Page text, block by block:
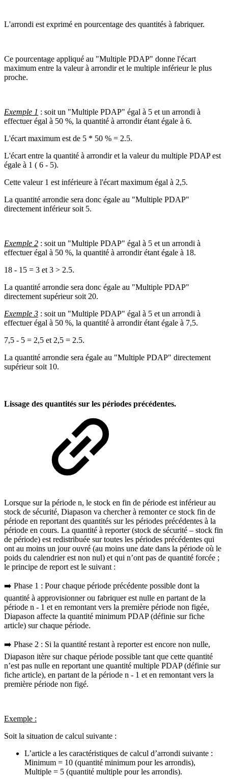
L'arrondi est exprimé en pourcentage des quantités à fabriquer.
Ce pourcentage appliqué au "Multiple PDAP" donne l'écart
maximum entre la valeur à arrondir et le multiple inférieur le plus
proche.
Exemple 1 : soit un "Multiple PDAP" égal à 5 et un arrondi à
effectuer égal à 50 %, la quantité à arrondir étant égale à 6.
L'écart maximum est de 5 * 50 % = 2.5.
L'écart entre la quantité à arrondir et la valeur du multiple PDAP est
égale à 1 ( 6 - 5).
Cette valeur 1 est inférieure à l'écart maximum égal à 2,5.
La quantité arrondie sera donc égale au "Multiple PDAP"
directement inférieur soit 5.
Exemple 2 : soit un "Multiple PDAP" égal à 5 et un arrondi à
effectuer égal à 50 %, la quantité à arrondir étant égale à 18.
18 - 15 = 3 et 3 > 2.5.
La quantité arrondie sera donc égale au "Multiple PDAP"
directement supérieur soit 20.
Exemple 3 : soit un "Multiple PDAP" égal à 5 et un arrondi à
effectuer égal à 50 %, la quantité à arrondir étant égale à 7,5.
7,5 - 5 = 2,5 et 2,5 = 2.5.
La quantité arrondie sera égale au "Multiple PDAP" directement
supérieur soit 10.
Lissage des quantités sur les périodes précédentes.
Lorsque sur la période n, le stock en fin de période est inférieur au
stock de sécurité, Diapason va chercher à remonter ce stock fin de
période en reportant des quantités sur les périodes précédentes à la
période en cours. La quantité à reporter (stock de sécurité – stock fin
de période) est redistribuée sur toutes les périodes précédentes qui
ont au moins un jour ouvré (au moins une date dans la période où le
poids du calendrier est non nul) et qui n’ont pas de quantité forcée ;
le principe de report est le suivant :
➡️ Phase 1 : Pour chaque période précédente possible dont la
quantité à approvisionner ou fabriquer est nulle en partant de la
période n - 1 et en remontant vers la première période non figée,
Diapason affecte la quantité minimum PDAP (définie sur fiche
article) sur chaque période.
➡️ Phase 2 : Si la quantité restant à reporter est encore non nulle,
Diapason itère sur chaque période possible tant que cette quantité
n’est pas nulle en reportant une quantité multiple PDAP (définie sur
fiche article), en partant de la période n - 1 et en remontant vers la
première période non figé.
Exemple :
Soit la situation de calcul suivante :
L’article a les caractéristiques de calcul d’arrondi suivante :
Minimum = 10 (quantité minimum pour les arrondis),
Multiple = 5 (quantité multiple pour les arrondis).